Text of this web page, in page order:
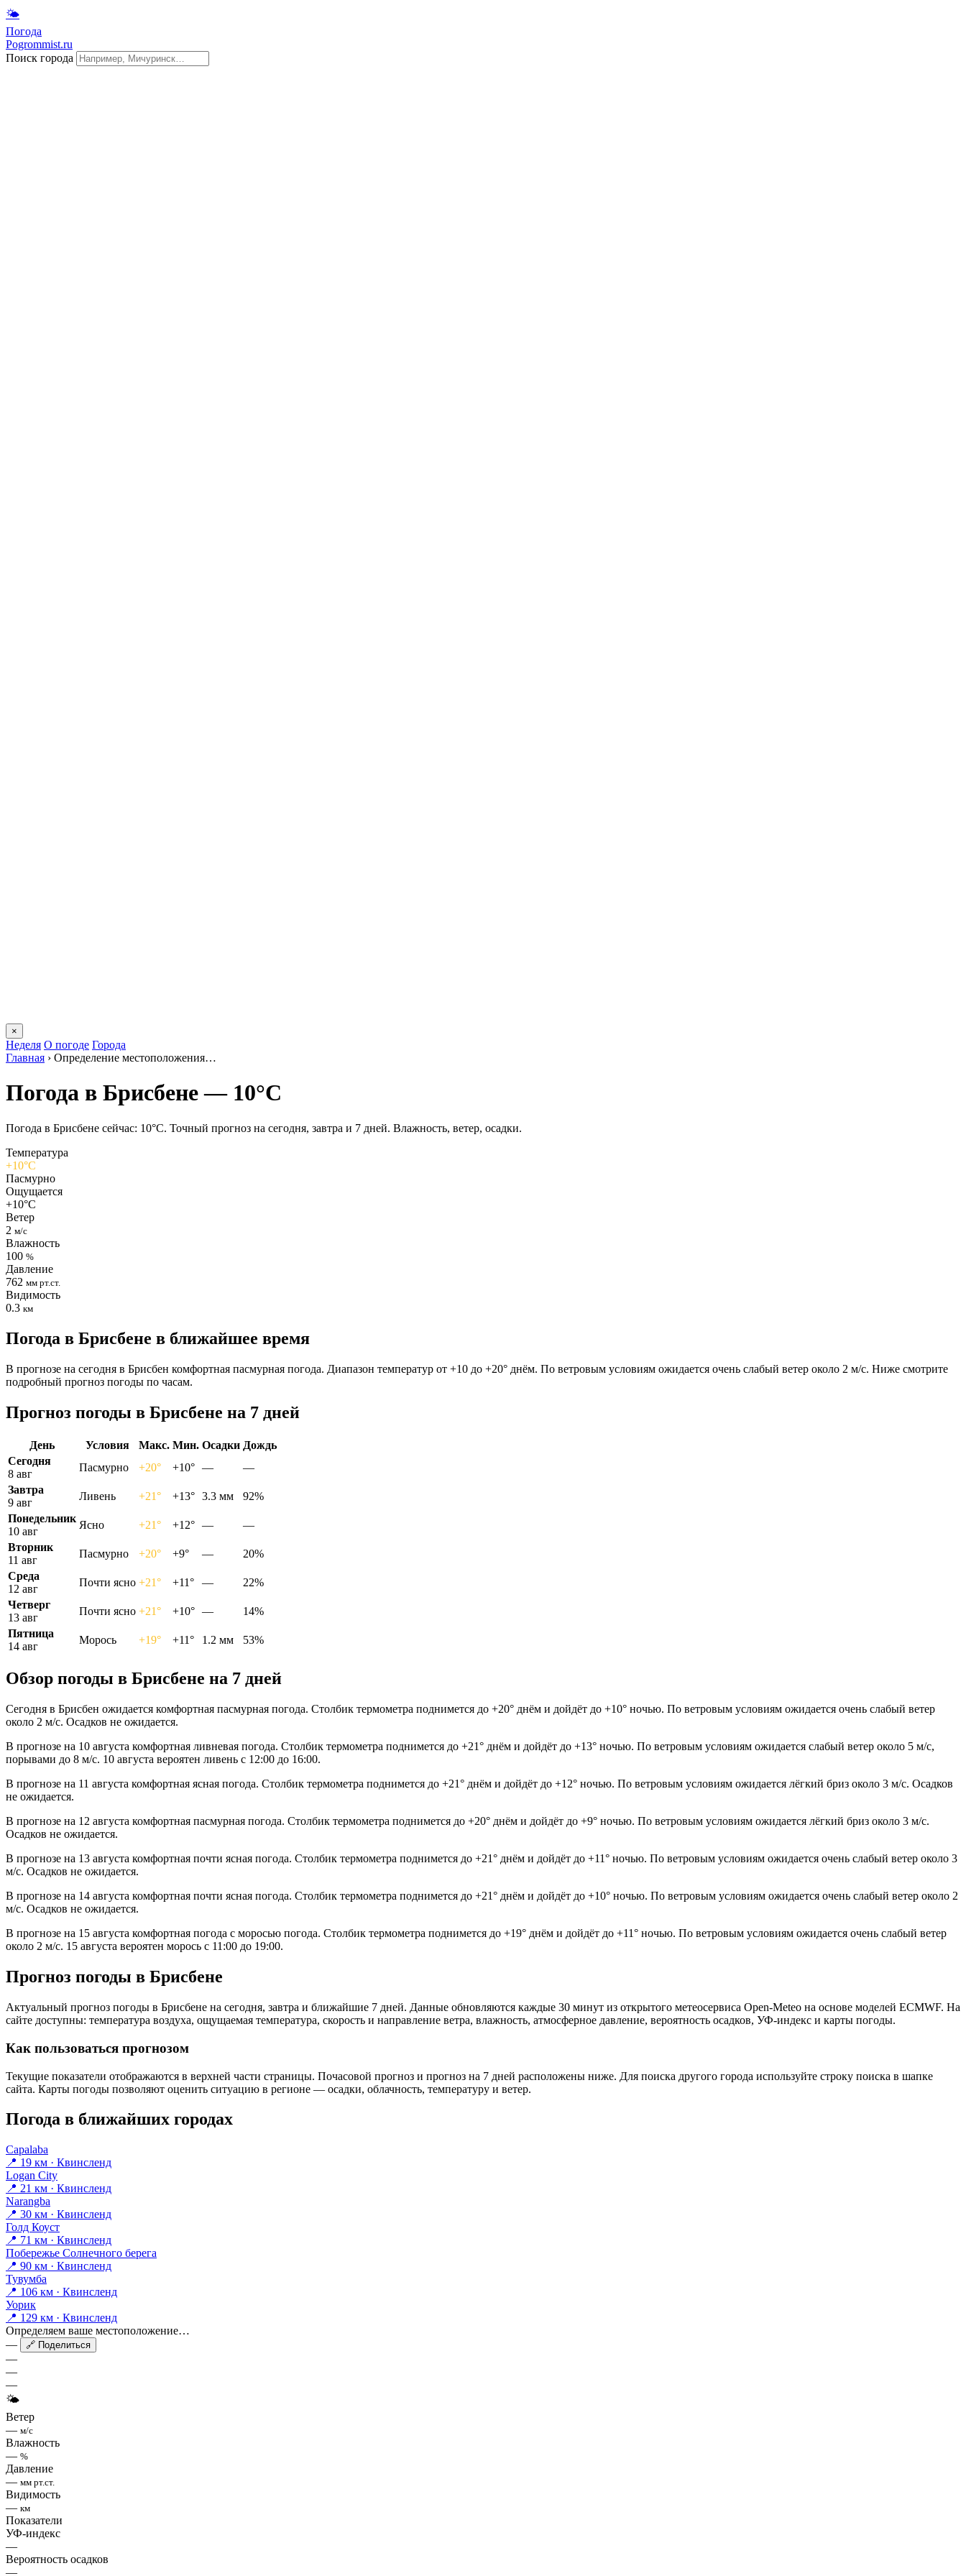
🌤
Погода
Pogrommist.ru
Поиск города
×
Неделя О погоде Города
Главная › Определение местоположения…
Погода в Брисбене — 10°C
Погода в Брисбене сейчас: 10°C. Точный прогноз на сегодня, завтра и 7 дней. Влажность, ветер, осадки.
Температура
+10°C
Пасмурно
Ощущается
+10°C
Ветер
2 м/с
Влажность
100 %
Давление
762 мм рт.ст.
Видимость
0.3 км
Погода в Брисбене в ближайшее время
В прогнозе на сегодня в Брисбен комфортная пасмурная погода. Диапазон температур от +10 до +20° днём. По ветровым условиям ожидается очень слабый ветер около 2 м/с. Ниже смотрите
подробный прогноз погоды по часам.
Прогноз погоды в Брисбене на 7 дней
День Условия Макс. Мин. Осадки Дождь
Сегодня
8 авг
Пасмурно +20° +10° —
—
Завтра
9 авг
Ливень +21° +13° 3.3 мм
92%
Понедельник
10 авг
Ясно +21° +12° —
—
Вторник
11 авг
Пасмурно +20° +9° —
20%
Среда
12 авг
Почти ясно +21° +11° —
22%
Четверг
13 авг
Почти ясно +21° +10° —
14%
Пятница
14 авг
Морось +19° +11° 1.2 мм 53%
Обзор погоды в Брисбене на 7 дней
Сегодня в Брисбен ожидается комфортная пасмурная погода. Столбик термометра поднимется до +20° днём и дойдёт до +10° ночью. По ветровым условиям ожидается очень слабый ветер
около 2 м/с. Осадков не ожидается.
В прогнозе на 10 августа комфортная ливневая погода. Столбик термометра поднимется до +21° днём и дойдёт до +13° ночью. По ветровым условиям ожидается слабый ветер около 5 м/с,
порывами до 8 м/с. 10 августа вероятен ливень с 12:00 до 16:00.
В прогнозе на 11 августа комфортная ясная погода. Столбик термометра поднимется до +21° днём и дойдёт до +12° ночью. По ветровым условиям ожидается лёгкий бриз около 3 м/с. Осадков
не ожидается.
В прогнозе на 12 августа комфортная пасмурная погода. Столбик термометра поднимется до +20° днём и дойдёт до +9° ночью. По ветровым условиям ожидается лёгкий бриз около 3 м/с.
Осадков не ожидается.
В прогнозе на 13 августа комфортная почти ясная погода. Столбик термометра поднимется до +21° днём и дойдёт до +11° ночью. По ветровым условиям ожидается очень слабый ветер около 3
м/с. Осадков не ожидается.
В прогнозе на 14 августа комфортная почти ясная погода. Столбик термометра поднимется до +21° днём и дойдёт до +10° ночью. По ветровым условиям ожидается очень слабый ветер около 2
м/с. Осадков не ожидается.
В прогнозе на 15 августа комфортная погода с моросью погода. Столбик термометра поднимется до +19° днём и дойдёт до +11° ночью. По ветровым условиям ожидается очень слабый ветер
около 2 м/с. 15 августа вероятен морось с 11:00 до 19:00.
Прогноз погоды в Брисбене
Актуальный прогноз погоды в Брисбене на сегодня, завтра и ближайшие 7 дней. Данные обновляются каждые 30 минут из открытого метеосервиса Open-Meteo на основе моделей ECMWF. На
сайте доступны: температура воздуха, ощущаемая температура, скорость и направление ветра, влажность, атмосферное давление, вероятность осадков, УФ-индекс и карты погоды.
Как пользоваться прогнозом
Текущие показатели отображаются в верхней части страницы. Почасовой прогноз и прогноз на 7 дней расположены ниже. Для поиска другого города используйте строку поиска в шапке
сайта. Карты погоды позволяют оценить ситуацию в регионе — осадки, облачность, температуру и ветер.
Погода в ближайших городах
Capalaba
📍 19 км · Квинсленд
Logan City
📍 21 км · Квинсленд
Narangba
📍 30 км · Квинсленд
Голд Коуст
📍 71 км · Квинсленд
Побережье Солнечного берега
📍 90 км · Квинсленд
Тувумба
📍 106 км · Квинсленд
Уорик
📍 129 км · Квинсленд
Определяем ваше местоположение…
—
🔗 Поделиться
—
—
—
🌤
Ветер
— м/с
Влажность
— %
Давление
— мм рт.ст.
Видимость
— км
Показатели
УФ-индекс
—
Вероятность осадков
—